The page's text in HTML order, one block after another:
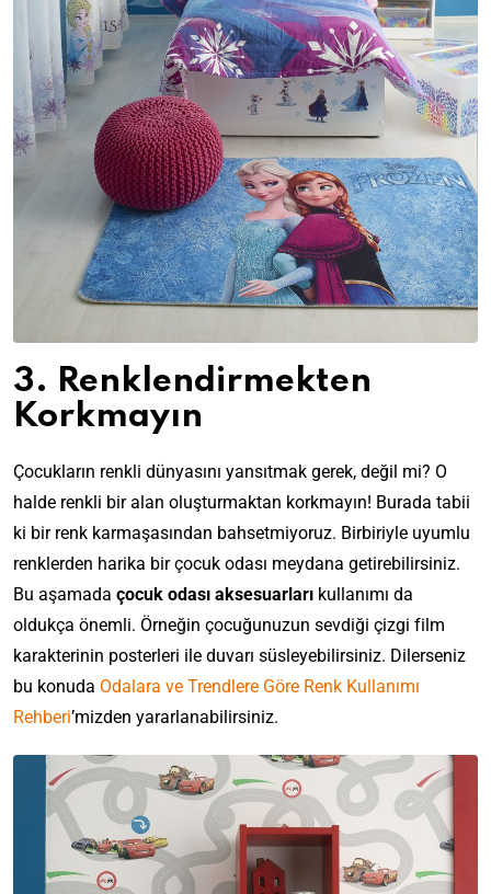
3. Renklendirmekten
Korkmayın
Çocukların renkli dünyasını yansıtmak gerek, değil mi? O
halde renkli bir alan oluşturmaktan korkmayın! Burada tabii
ki bir renk karmaşasından bahsetmiyoruz. Birbiriyle uyumlu
renklerden harika bir çocuk odası meydana getirebilirsiniz.
Bu aşamada çocuk odası aksesuarları kullanımı da
oldukça önemli. Örneğin çocuğunuzun sevdiği çizgi film
karakterinin posterleri ile duvarı süsleyebilirsiniz. Dilerseniz
bu konuda Odalara ve Trendlere Göre Renk Kullanımı
Rehberi’mizden yararlanabilirsiniz.